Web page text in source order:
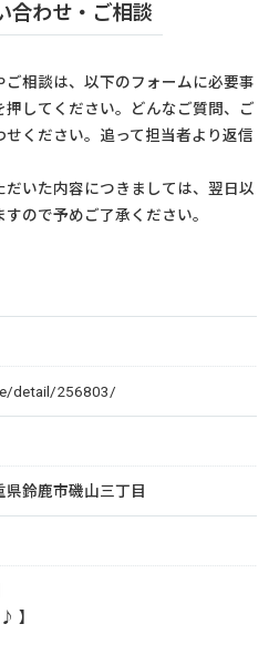
合わせ・ご相談
相談は、以下のフォームに必要事
してください。どんなご質問、ご
ください。追って担当者より返信
いた内容につきましては、翌日以
ので予めご了承ください。
detail/256803/
鈴鹿市磯山三丁目
】